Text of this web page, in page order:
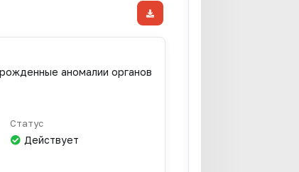
аномалии органов
Статус
Действует